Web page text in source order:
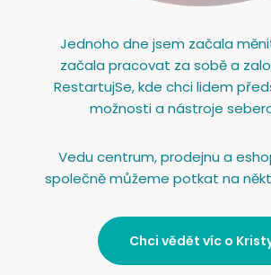
Jednoho dne jsem začala
začala pracovat za sobě a
RestartujSe, kde chci lidem
možnosti a nástroje
Vedu centrum, prodejnu a
společně můžeme potkat na
Chci vědět víc o